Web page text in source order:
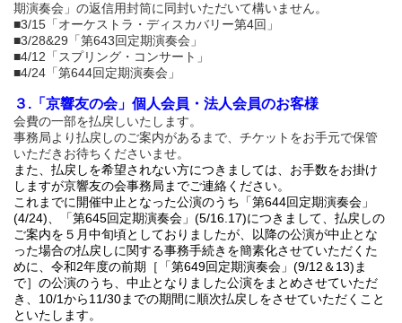
期演奏会」の返信用封筒に同封いただいて構いません。
■3/15「オーケストラ・ディスカバリー第4回」
■3/28&29「第643回定期演奏会」
■4/12「スプリング・コンサート」
■4/24「第644回定期演奏会」
３.「京響友の会」個人会員・法人会員のお客様
会費の一部を払戻しいたします。
事務局より払戻しのご案内があるまで、チケットをお手元で保管
いただきお待ちくださいませ。
また、払戻しを希望されない方につきましては、お手数をお掛け
しますが京響友の会事務局までご連絡ください。
これまでに開催中止となった公演のうち「第644回定期演奏会」
(4/24)、「第645回定期演奏会」(5/16.17)につきまして、払戻しの
ご案内を５月中旬頃としておりましたが、以降の公演が中止とな
った場合の払戻しに関する事務手続きを簡素化させていただくた
めに、令和2年度の前期［「第649回定期演奏会」(9/12＆13)ま
で］の公演のうち、中止となりました公演をまとめさせていただ
き、10/1から11/30までの期間に順次払戻しをさせていただくこと
といたします。